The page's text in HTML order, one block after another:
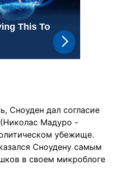
Сноуден дал согласие
Мадуро -
убежище.
Сноудену самым
в своем микроблоге